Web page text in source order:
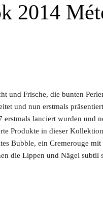
2014
und Frische, die bunten
und nun erstmals
lanciert wurden und
Produkte in dieser
Bubble, ein Cremerouge
die Lippen und Nägel subtil